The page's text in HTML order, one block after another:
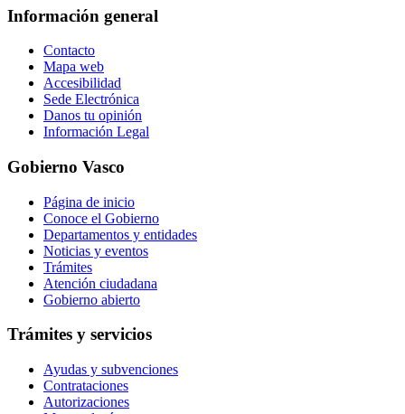
Información general
Contacto
Mapa web
Accesibilidad
Sede Electrónica
Danos tu opinión
Información Legal
Gobierno Vasco
Página de inicio
Conoce el Gobierno
Departamentos y entidades
Noticias y eventos
Trámites
Atención ciudadana
Gobierno abierto
Trámites y servicios
Ayudas y subvenciones
Contrataciones
Autorizaciones